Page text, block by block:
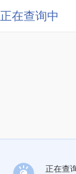
正在查询中
正在查